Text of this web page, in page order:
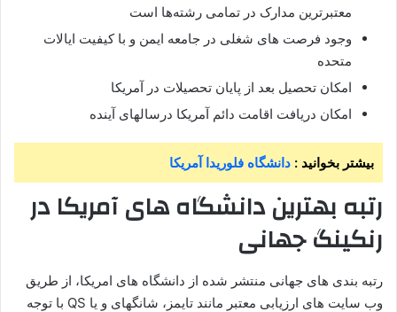
معتبرترین مدارک در تمامی رشته‌ها است
وجود فرصت های شغلی در جامعه ایمن و با کیفیت ایالات
متحده
امکان تحصیل بعد از پایان تحصیلات در آمریکا
امکان دریافت اقامت دائم آمریکا درسالهای آینده
بیشتر بخوانید : دانشگاه فلوریدا آمریکا
رتبه بهترین دانشگاه های آمریکا در
رنکینگ جهانی
رتبه بندی های جهانی منتشر شده از دانشگاه های امریکا، از طریق
وب سایت های ارزیابی معتبر مانند تایمز، شانگهای و یا QS با توجه